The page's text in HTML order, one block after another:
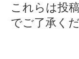
これらは投
でご了承くだ